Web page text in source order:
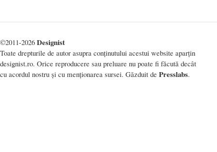
©2011-2026 Designist
Toate drepturile de autor asupra conținutului acestui website aparțin
designist.ro. Orice reproducere sau preluare nu poate fi făcută decât
cu acordul nostru și cu menționarea sursei. Găzduit de Presslabs.